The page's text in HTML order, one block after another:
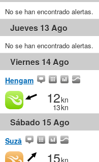
No se han encontrado alertas.
Jueves 13 Ago
No se han encontrado alertas.
Viernes 14 Ago
Hengam
12kn
13kn
Sábado 15 Ago
Suzā
15kn